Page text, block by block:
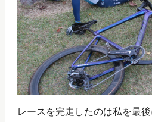
レースを完走したのは私を最